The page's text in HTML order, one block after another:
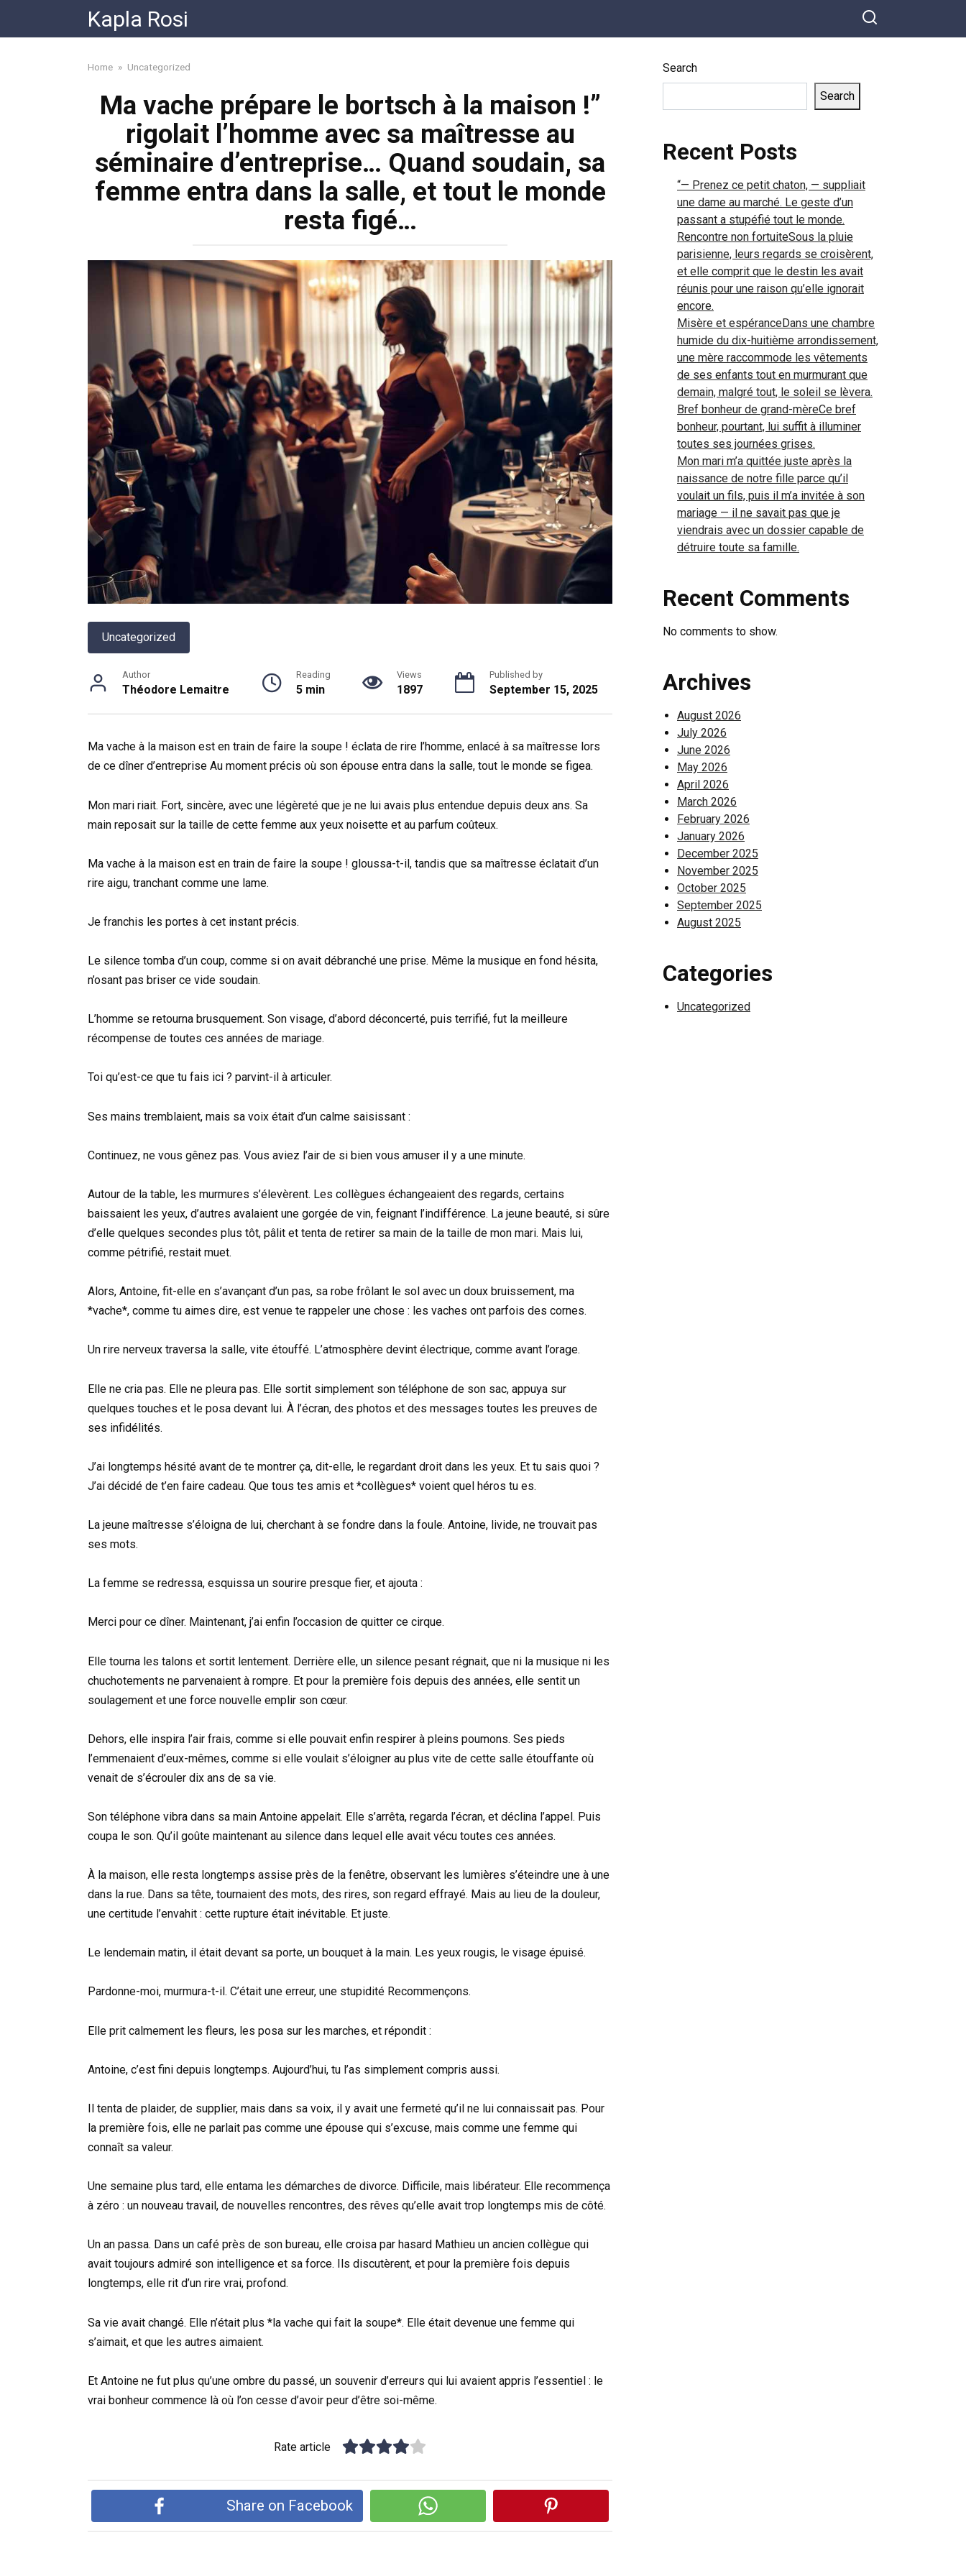
content
Kapla Rosi
Home » Uncategorized
Ma vache prépare le bortsch à la maison !”
rigolait l’homme avec sa maîtresse au
séminaire d’entreprise… Quand soudain, sa
femme entra dans la salle, et tout le monde
resta figé…
Uncategorized
Author
Théodore Lemaitre
Reading
5 min
Views
1897
Published by
September 15, 2025
Ma vache à la maison est en train de faire la soupe ! éclata de rire l’homme, enlacé à sa maîtresse lors
de ce dîner d’entreprise Au moment précis où son épouse entra dans la salle, tout le monde se figea.
Mon mari riait. Fort, sincère, avec une légèreté que je ne lui avais plus entendue depuis deux ans. Sa
main reposait sur la taille de cette femme aux yeux noisette et au parfum coûteux.
Ma vache à la maison est en train de faire la soupe ! gloussa-t-il, tandis que sa maîtresse éclatait d’un
rire aigu, tranchant comme une lame.
Je franchis les portes à cet instant précis.
Le silence tomba d’un coup, comme si on avait débranché une prise. Même la musique en fond hésita,
n’osant pas briser ce vide soudain.
L’homme se retourna brusquement. Son visage, d’abord déconcerté, puis terrifié, fut la meilleure
récompense de toutes ces années de mariage.
Toi qu’est-ce que tu fais ici ? parvint-il à articuler.
Ses mains tremblaient, mais sa voix était d’un calme saisissant :
Continuez, ne vous gênez pas. Vous aviez l’air de si bien vous amuser il y a une minute.
Autour de la table, les murmures s’élevèrent. Les collègues échangeaient des regards, certains
baissaient les yeux, d’autres avalaient une gorgée de vin, feignant l’indifférence. La jeune beauté, si sûre
d’elle quelques secondes plus tôt, pâlit et tenta de retirer sa main de la taille de mon mari. Mais lui,
comme pétrifié, restait muet.
Alors, Antoine, fit-elle en s’avançant d’un pas, sa robe frôlant le sol avec un doux bruissement, ma
*vache*, comme tu aimes dire, est venue te rappeler une chose : les vaches ont parfois des cornes.
Un rire nerveux traversa la salle, vite étouffé. L’atmosphère devint électrique, comme avant l’orage.
Elle ne cria pas. Elle ne pleura pas. Elle sortit simplement son téléphone de son sac, appuya sur
quelques touches et le posa devant lui. À l’écran, des photos et des messages toutes les preuves de
ses infidélités.
J’ai longtemps hésité avant de te montrer ça, dit-elle, le regardant droit dans les yeux. Et tu sais quoi ?
J’ai décidé de t’en faire cadeau. Que tous tes amis et *collègues* voient quel héros tu es.
La jeune maîtresse s’éloigna de lui, cherchant à se fondre dans la foule. Antoine, livide, ne trouvait pas
ses mots.
La femme se redressa, esquissa un sourire presque fier, et ajouta :
Merci pour ce dîner. Maintenant, j’ai enfin l’occasion de quitter ce cirque.
Elle tourna les talons et sortit lentement. Derrière elle, un silence pesant régnait, que ni la musique ni les
chuchotements ne parvenaient à rompre. Et pour la première fois depuis des années, elle sentit un
soulagement et une force nouvelle emplir son cœur.
Dehors, elle inspira l’air frais, comme si elle pouvait enfin respirer à pleins poumons. Ses pieds
l’emmenaient d’eux-mêmes, comme si elle voulait s’éloigner au plus vite de cette salle étouffante où
venait de s’écrouler dix ans de sa vie.
Son téléphone vibra dans sa main Antoine appelait. Elle s’arrêta, regarda l’écran, et déclina l’appel. Puis
coupa le son. Qu’il goûte maintenant au silence dans lequel elle avait vécu toutes ces années.
À la maison, elle resta longtemps assise près de la fenêtre, observant les lumières s’éteindre une à une
dans la rue. Dans sa tête, tournaient des mots, des rires, son regard effrayé. Mais au lieu de la douleur,
une certitude l’envahit : cette rupture était inévitable. Et juste.
Le lendemain matin, il était devant sa porte, un bouquet à la main. Les yeux rougis, le visage épuisé.
Pardonne-moi, murmura-t-il. C’était une erreur, une stupidité Recommençons.
Elle prit calmement les fleurs, les posa sur les marches, et répondit :
Antoine, c’est fini depuis longtemps. Aujourd’hui, tu l’as simplement compris aussi.
Il tenta de plaider, de supplier, mais dans sa voix, il y avait une fermeté qu’il ne lui connaissait pas. Pour
la première fois, elle ne parlait pas comme une épouse qui s’excuse, mais comme une femme qui
connaît sa valeur.
Une semaine plus tard, elle entama les démarches de divorce. Difficile, mais libérateur. Elle recommença
à zéro : un nouveau travail, de nouvelles rencontres, des rêves qu’elle avait trop longtemps mis de côté.
Un an passa. Dans un café près de son bureau, elle croisa par hasard Mathieu un ancien collègue qui
avait toujours admiré son intelligence et sa force. Ils discutèrent, et pour la première fois depuis
longtemps, elle rit d’un rire vrai, profond.
Sa vie avait changé. Elle n’était plus *la vache qui fait la soupe*. Elle était devenue une femme qui
s’aimait, et que les autres aimaient.
Et Antoine ne fut plus qu’une ombre du passé, un souvenir d’erreurs qui lui avaient appris l’essentiel : le
vrai bonheur commence là où l’on cesse d’avoir peur d’être soi-même.
Rate article
Share on Facebook
Search
Search
Recent Posts
“— Prenez ce petit chaton, — suppliait
une dame au marché. Le geste d’un
passant a stupéfié tout le monde.
Rencontre non fortuiteSous la pluie
parisienne, leurs regards se croisèrent,
et elle comprit que le destin les avait
réunis pour une raison qu’elle ignorait
encore.
Misère et espéranceDans une chambre
humide du dix-huitième arrondissement,
une mère raccommode les vêtements
de ses enfants tout en murmurant que
demain, malgré tout, le soleil se lèvera.
Bref bonheur de grand-mèreCe bref
bonheur, pourtant, lui suffit à illuminer
toutes ses journées grises.
Mon mari m’a quittée juste après la
naissance de notre fille parce qu’il
voulait un fils, puis il m’a invitée à son
mariage — il ne savait pas que je
viendrais avec un dossier capable de
détruire toute sa famille.
Recent Comments
No comments to show.
Archives
August 2026
July 2026
June 2026
May 2026
April 2026
March 2026
February 2026
January 2026
December 2025
November 2025
October 2025
September 2025
August 2025
Categories
Uncategorized
prononcé que